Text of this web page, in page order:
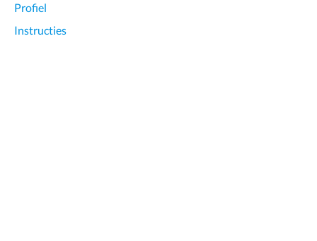
Profiel
Instructies